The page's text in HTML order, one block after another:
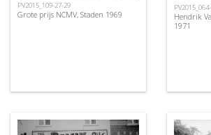
PV2015_109-27-29
Grote prijs NCMV, Staden 1969
Hendrik
1971